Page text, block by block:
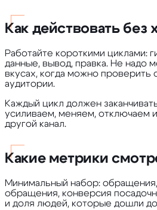
Как действовать без
Работайте короткими циклами:
данные, вывод, правка. Не надо
вкусах, когда можно проверить
аудитории.
Каждый цикл должен
усиливаем, меняем, отключаем
другой канал.
Какие метрики
Минимальный набор:
обращения, конверсия
и доля людей, которые дошли